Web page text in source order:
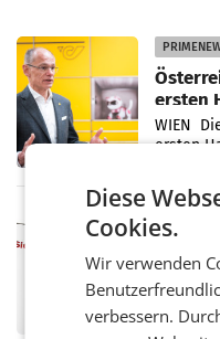
ersten
WIEN
ersten
von
einem
Frühjahr
Diese
Cookies.
Wir verwenden
verbessern.